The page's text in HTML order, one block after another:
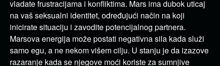
vladate frustracijama i konfliktima. Mars ima dubok uticaj
na vaš seksualni identitet, određujući način na koji
inicirate situaciju i zavodite potencijalnog partnera.
Marsova energija može postati negativna sila kada služi
samo egu, a ne nekom višem cilju. U stanju je da izazove
razaranje kada se njegove moći koriste za sumnjive